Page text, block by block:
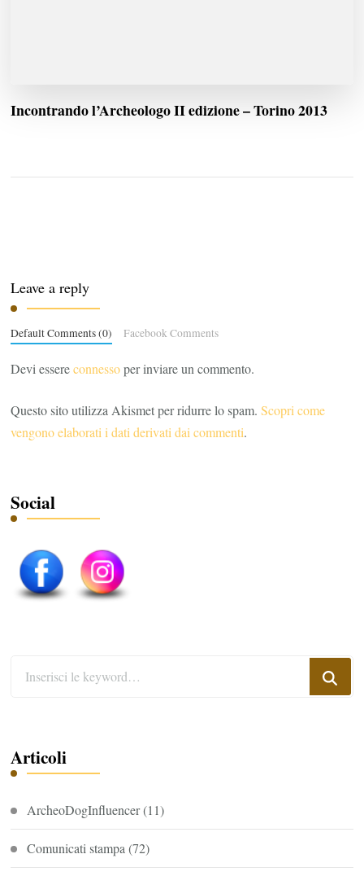
Incontrando l’Archeologo II edizione – Torino 2013
Leave a reply
Default Comments (0) Facebook Comments
Devi essereconnessoper inviare un commento.
Questo sito utilizza Akismet per ridurre lo spam.Scopri come
vengono elaborati i dati derivati dai commenti.
Social
Articoli
ArcheoDogInfluencer(11)
Comunicati stampa (72)